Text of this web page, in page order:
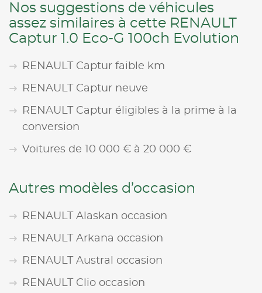
Nos suggestions de véhicules
assez similaires à cette RENAULT
Captur 1.0 Eco-G 100ch Evolution
RENAULT Captur faible km
RENAULT Captur neuve
RENAULT Captur éligibles à la prime à la
conversion
Voitures de 10 000 € à 20 000 €
Autres modèles d’occasion
RENAULT Alaskan occasion
RENAULT Arkana occasion
RENAULT Austral occasion
RENAULT Clio occasion